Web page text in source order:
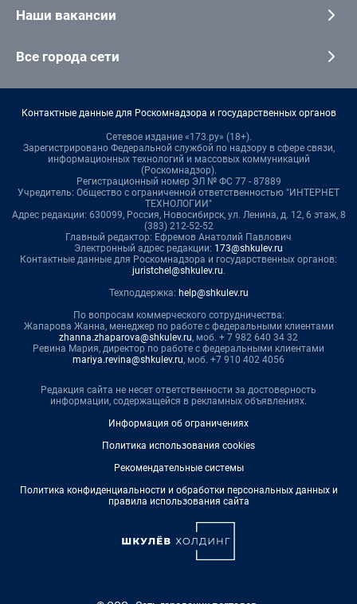
Наши вакансии
Все города сети
Контактные данные для Роскомнадзора и государственных органов
Сетевое издание «173.ру» (18+).
Зарегистрировано Федеральной службой по надзору в сфере связи,
информационных технологий и массовых коммуникаций
(Роскомнадзор).
Регистрационный номер ЭЛ № ФС 77 - 87889
Учредитель: Общество с ограниченной ответственностью "ИНТЕРНЕТ
ТЕХНОЛОГИИ"
Адрес редакции: 630099, Россия, Новосибирск, ул. Ленина, д. 12, 6 этаж, 8
(383) 212-52-52
Главный редактор: Ефремов Анатолий Павлович
Электронный адрес редакции: 173@shkulev.ru
Контактные данные для Роскомнадзора и государственных органов:
juristchel@shkulev.ru.
Техподдержка: help@shkulev.ru
По вопросам коммерческого сотрудничества:
Жапарова Жанна, менеджер по работе с федеральными клиентами
zhanna.zhaparova@shkulev.ru, моб. + 7 982 640 34 32
Ревина Мария, директор по работе с федеральными клиентами
mariya.revina@shkulev.ru, моб. +7 910 402 4056
Редакция сайта не несет ответственности за достоверность
информации, содержащейся в рекламных объявлениях.
Информация об ограничениях
Политика использования cookies
Рекомендательные системы
Политика конфиденциальности и обработки персональных данных и
правила использования сайта